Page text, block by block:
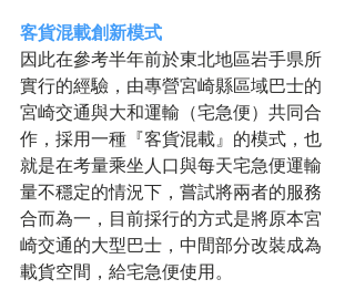
客貨混載創新模式
因此在參考半年前於東北地區岩手県所
實行的經驗，由專營宮崎縣區域巴士的
宮崎交通與大和運輸（宅急便）共同合
作，採用一種『客貨混載』的模式，也
就是在考量乘坐人口與每天宅急便運輸
量不穩定的情況下，嘗試將兩者的服務
合而為一，目前採行的方式是將原本宮
崎交通的大型巴士，中間部分改裝成為
載貨空間，給宅急便使用。